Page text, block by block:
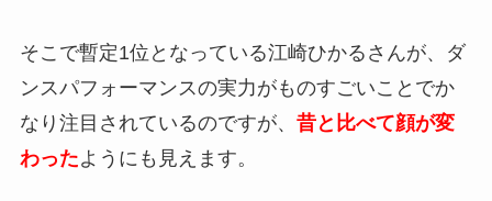
そこで暫定1位となっている江崎ひかるさんが、ダ
ンスパフォーマンスの実力がものすごいことでか
なり注目されているのですが、 昔と比べて顔が変
わったようにも見えます。